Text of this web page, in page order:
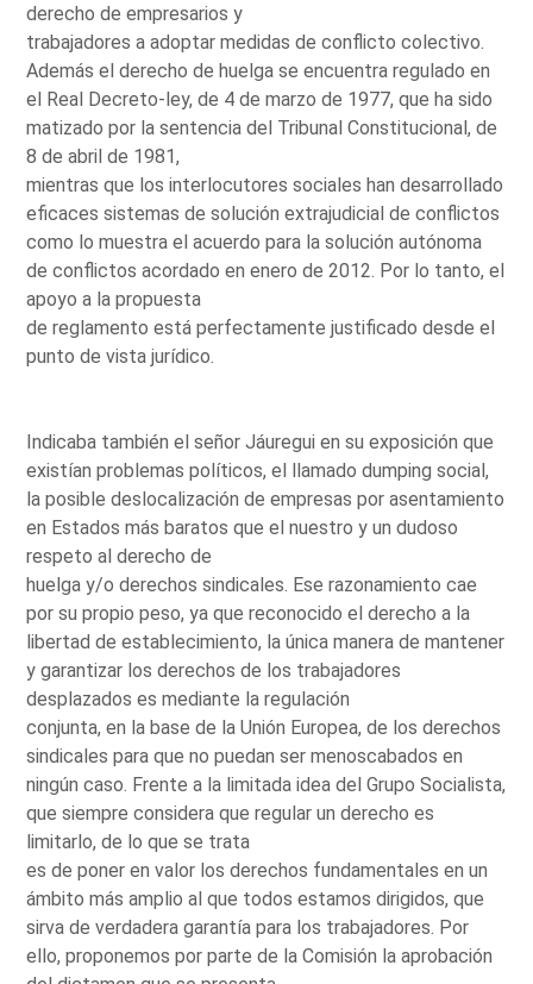
derecho de empresarios y
trabajadores a adoptar medidas de conflicto colectivo.
Además el derecho de huelga se encuentra regulado en
el Real Decreto-ley, de 4 de marzo de 1977, que ha sido
matizado por la sentencia del Tribunal Constitucional, de
8 de abril de 1981,
mientras que los interlocutores sociales han desarrollado
eficaces sistemas de solución extrajudicial de conflictos
como lo muestra el acuerdo para la solución autónoma
de conflictos acordado en enero de 2012. Por lo tanto, el
apoyo a la propuesta
de reglamento está perfectamente justificado desde el
punto de vista jurídico.
Indicaba también el señor Jáuregui en su exposición que
existían problemas políticos, el llamado dumping social,
la posible deslocalización de empresas por asentamiento
en Estados más baratos que el nuestro y un dudoso
respeto al derecho de
huelga y/o derechos sindicales. Ese razonamiento cae
por su propio peso, ya que reconocido el derecho a la
libertad de establecimiento, la única manera de mantener
y garantizar los derechos de los trabajadores
desplazados es mediante la regulación
conjunta, en la base de la Unión Europea, de los derechos
sindicales para que no puedan ser menoscabados en
ningún caso. Frente a la limitada idea del Grupo Socialista,
que siempre considera que regular un derecho es
limitarlo, de lo que se trata
es de poner en valor los derechos fundamentales en un
ámbito más amplio al que todos estamos dirigidos, que
sirva de verdadera garantía para los trabajadores. Por
ello, proponemos por parte de la Comisión la aprobación